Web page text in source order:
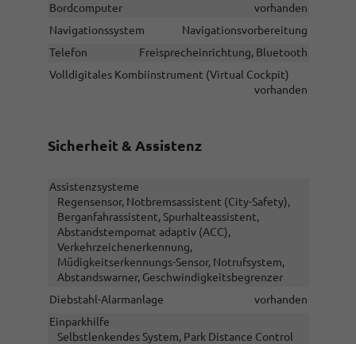
Bordcomputer
vorhanden
Navigationssystem
Navigationsvorbereitung
Telefon
Freisprecheinrichtung, Bluetooth
Volldigitales Kombiinstrument (Virtual Cockpit)
vorhanden
Sicherheit & Assistenz
Assistenzsysteme
Regensensor, Notbremsassistent (City-Safety),
Berganfahrassistent, Spurhalteassistent,
Abstandstempomat adaptiv (ACC),
Verkehrzeichenerkennung,
Müdigkeitserkennungs-Sensor, Notrufsystem,
Abstandswarner, Geschwindigkeitsbegrenzer
Diebstahl-Alarmanlage
vorhanden
Einparkhilfe
Selbstlenkendes System, Park Distance Control